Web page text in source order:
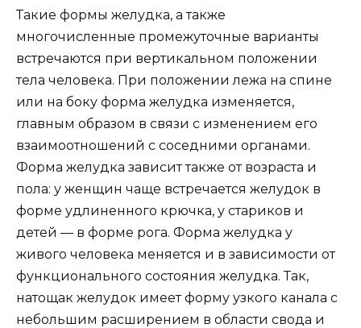
Такие формы желудка, а также
многочисленные промежуточные варианты
встречаются при вертикальном положении
тела человека. При положении лежа на спине
или на боку форма желудка изменяется,
главным образом в связи с изменением его
взаимоотношений с соседними органами.
Форма желудка зависит также от возраста и
пола: у женщин чаще встречается желудок в
форме удлиненного крючка, у стариков и
детей — в форме рога. Форма желудка у
живого человека меняется и в зависимости от
функционального состояния желудка. Так,
натощак желудок имеет форму узкого канала с
небольшим расширением в области свода и